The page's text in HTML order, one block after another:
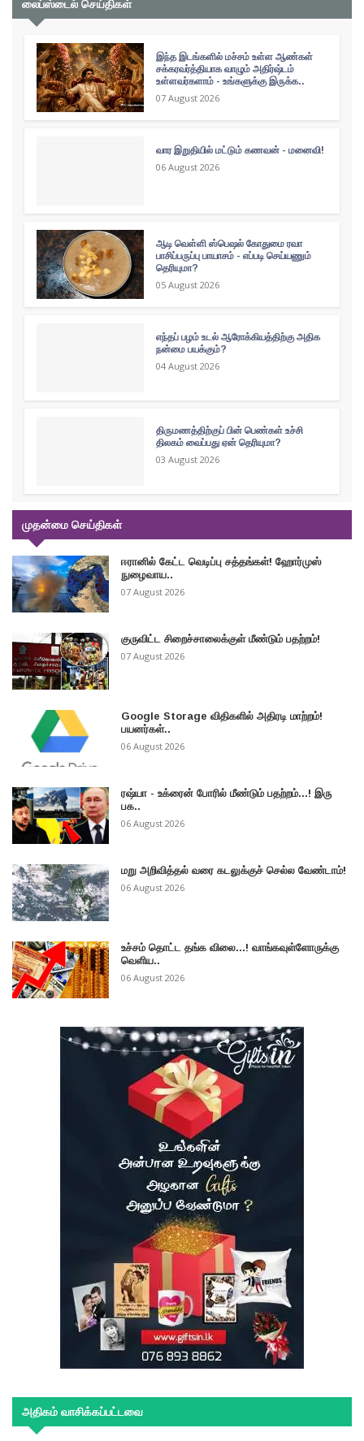
லைப்ஸ்டைல் செய்திகள்
இந்த இடங்களில் மச்சம் உள்ள ஆண்கள்
சக்கரவர்த்தியாக வாழும் அதிர்ஷ்டம்
உள்ளவர்களாம் - உங்களுக்கு இருக்க..
07 August 2026
வார இறுதியில் மட்டும் கணவன் - மனைவி!
06 August 2026
ஆடி வெள்ளி ஸ்பெஷல் கோதுமை ரவா
பாசிப்பருப்பு பாயாசம் - எப்படி செய்யணும்
தெரியுமா?
05 August 2026
எந்தப் பழம் உடல் ஆரோக்கியத்திற்கு அதிக
நன்மை பயக்கும்?
04 August 2026
திருமணத்திற்குப் பின் பெண்கள் உச்சி
திலகம் வைப்பது ஏன் தெரியுமா?
03 August 2026
முதன்மை செய்திகள்
ஈரானில் கேட்ட வெடிப்பு சத்தங்கள்! ஹோர்முஸ்
நுழைவாய..
07 August 2026
குருவிட்ட சிறைச்சாலைக்குள் மீண்டும் பதற்றம்!
07 August 2026
Google Storage விதிகளில் அதிரடி மாற்றம்!
பயனர்கள்..
06 August 2026
ரஷ்யா - உக்ரைன் போரில் மீண்டும் பதற்றம்...! இரு
பக..
06 August 2026
மறு அறிவித்தல் வரை கடலுக்குச் செல்ல வேண்டாம்!
06 August 2026
உச்சம் தொட்ட தங்க விலை...! வாங்கவுள்ளோருக்கு
வெளிய..
06 August 2026
அதிகம் வாசிக்கப்பட்டவை